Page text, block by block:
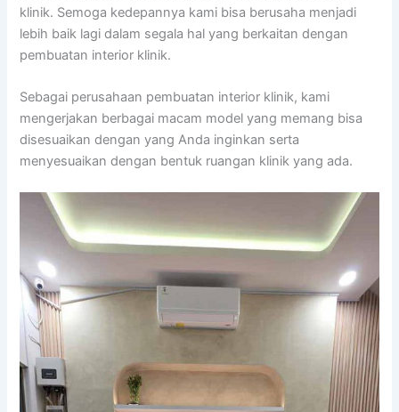
klinik. Semoga kedepannya kami bisa berusaha menjadi
lebih baik lagi dalam segala hal yang berkaitan dengan
pembuatan interior klinik.
Sebagai perusahaan pembuatan interior klinik, kami
mengerjakan berbagai macam model yang memang bisa
disesuaikan dengan yang Anda inginkan serta
menyesuaikan dengan bentuk ruangan klinik yang ada.